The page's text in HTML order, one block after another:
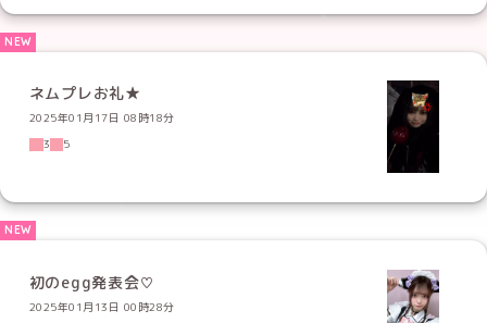
ネムプレお礼★
2025年01月17日 08時18分
3
5
初のegg発表会♡
2025年01月13日 00時28分